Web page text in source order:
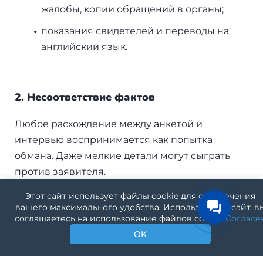
жалобы, копии обращений в органы;
показания свидетелей и переводы на
английский язык.
2. Несоответствие фактов
Любое расхождение между анкетой и
интервью воспринимается как попытка
обмана. Даже мелкие детали могут сыграть
против заявителя.
3. Нарушение срока подачи
По закону заявление подаётся не позднее 12
Этот сайт использует файлы cookie для обеспечения
вашего максимального удобства. Используя наш сайт,
соглашаетесь на использование файлов cookie.
OK